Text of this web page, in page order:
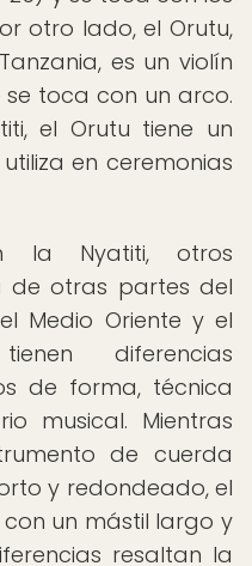
otro lado, el Orutu,
es un violín
toca con un arco.
el Orutu tiene un
en ceremonias
la Nyatiti, otros
de otras partes del
Medio Oriente y el
diferencias
de forma, técnica
musical. Mientras
de cuerda
y redondeado, el
un mástil largo y
resaltan la